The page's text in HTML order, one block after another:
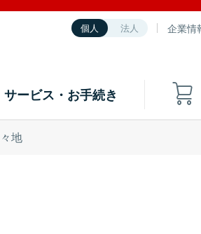
個人 法人 企業情
サービス・お手続き
地